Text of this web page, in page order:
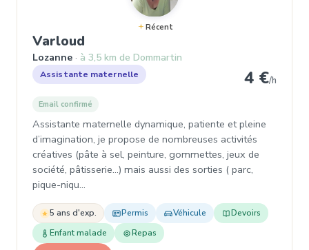
Récent
Varloud
Lozanne à 3,5 km de Dommartin
Assistante maternelle 4 €/h
Email confirmé
Assistante maternelle dynamique, patiente et pleine
d’imagination, je propose de nombreuses activités
créatives (pâte à sel, peinture, gommettes, jeux de
société, pâtisserie...) mais aussi des sorties ( parc,
pique-niqu…
5 ans d'exp. Permis Véhicule
Devoirs
Enfant malade
Repas